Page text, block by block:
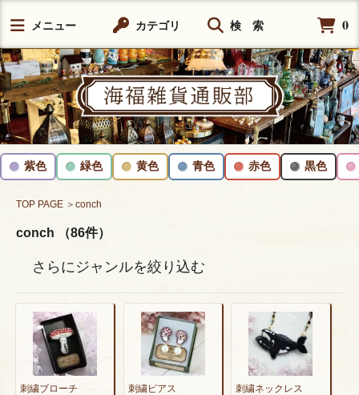
メニュー カテゴリ 検 索 0
紫色 緑色 黄色 青色 赤色 黒色
TOP PAGE ＞conch
conch （86件）
さらにジャンルを絞り込む
刺繍ブローチ 刺繍ピアス 刺繍ネックレス